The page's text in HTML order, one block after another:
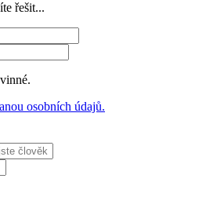
řešit...
osobních údajů.